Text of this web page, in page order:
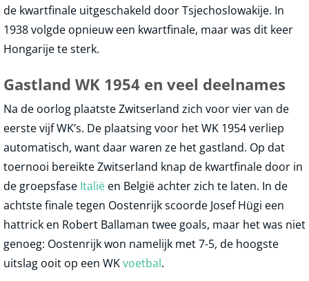
de kwartfinale uitgeschakeld door Tsjechoslowakije. In
1938 volgde opnieuw een kwartfinale, maar was dit keer
Hongarije te sterk.
Gastland WK 1954 en veel deelnames
Na de oorlog plaatste Zwitserland zich voor vier van de
eerste vijf WK’s. De plaatsing voor het WK 1954 verliep
automatisch, want daar waren ze het gastland. Op dat
toernooi bereikte Zwitserland knap de kwartfinale door in
de groepsfase Italië en België achter zich te laten. In de
achtste finale tegen Oostenrijk scoorde Josef Hügi een
hattrick en Robert Ballaman twee goals, maar het was niet
genoeg: Oostenrijk won namelijk met 7-5, de hoogste
uitslag ooit op een WKvoetbal.